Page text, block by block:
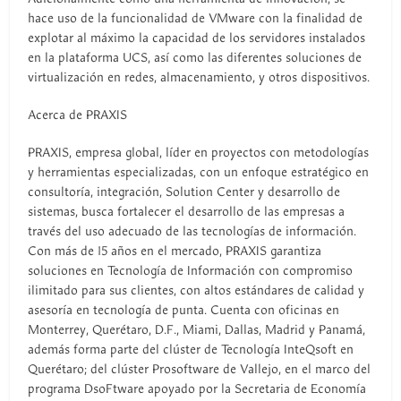
hace uso de la funcionalidad de VMware con la finalidad de
explotar al máximo la capacidad de los servidores instalados
en la plataforma UCS, así como las diferentes soluciones de
virtualización en redes, almacenamiento, y otros dispositivos.
Acerca de PRAXIS
PRAXIS, empresa global, líder en proyectos con metodologías
y herramientas especializadas, con un enfoque estratégico en
consultoría, integración, Solution Center y desarrollo de
sistemas, busca fortalecer el desarrollo de las empresas a
través del uso adecuado de las tecnologías de información.
Con más de 15 años en el mercado, PRAXIS garantiza
soluciones en Tecnología de Información con compromiso
ilimitado para sus clientes, con altos estándares de calidad y
asesoría en tecnología de punta. Cuenta con oficinas en
Monterrey, Querétaro, D.F., Miami, Dallas, Madrid y Panamá,
además forma parte del clúster de Tecnología InteQsoft en
Querétaro; del clúster Prosoftware de Vallejo, en el marco del
programa DsoFtware apoyado por la Secretaria de Economía